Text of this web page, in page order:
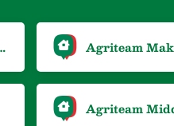
Flevoland Agriteam
Agriteam